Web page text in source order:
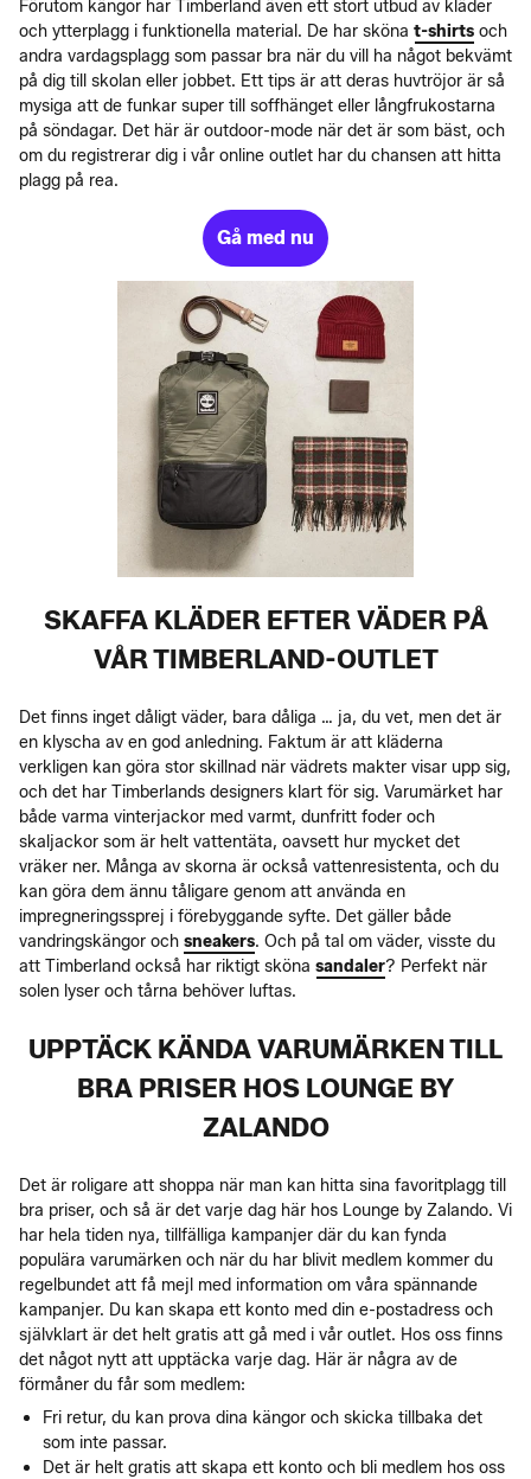
Förutom kängor har Timberland även ett stort utbud av kläder
och ytterplagg i funktionella material. De har sköna t-shirts och
andra vardagsplagg som passar bra när du vill ha något bekvämt
på dig till skolan eller jobbet. Ett tips är att deras huvtröjor är så
mysiga att de funkar super till soffhänget eller långfrukostarna
på söndagar. Det här är outdoor-mode när det är som bäst, och
om du registrerar dig i vår online outlet har du chansen att hitta
plagg på rea.
Gå med nu
SKAFFA KLÄDER EFTER VÄDER PÅ
VÅR TIMBERLAND-OUTLET
Det finns inget dåligt väder, bara dåliga … ja, du vet, men det är
en klyscha av en god anledning. Faktum är att kläderna
verkligen kan göra stor skillnad när vädrets makter visar upp sig,
och det har Timberlands designers klart för sig. Varumärket har
både varma vinterjackor med varmt, dunfritt foder och
skaljackor som är helt vattentäta, oavsett hur mycket det
vräker ner. Många av skorna är också vattenresistenta, och du
kan göra dem ännu tåligare genom att använda en
impregneringssprej i förebyggande syfte. Det gäller både
vandringskängor och sneakers. Och på tal om väder, visste du
att Timberland också har riktigt sköna sandaler? Perfekt när
solen lyser och tårna behöver luftas.
UPPTÄCK KÄNDA VARUMÄRKEN TILL
BRA PRISER HOS LOUNGE BY
ZALANDO
Det är roligare att shoppa när man kan hitta sina favoritplagg till
bra priser, och så är det varje dag här hos Lounge by Zalando. Vi
har hela tiden nya, tillfälliga kampanjer där du kan fynda
populära varumärken och när du har blivit medlem kommer du
regelbundet att få mejl med information om våra spännande
kampanjer. Du kan skapa ett konto med din e-postadress och
självklart är det helt gratis att gå med i vår outlet. Hos oss finns
det något nytt att upptäcka varje dag. Här är några av de
förmåner du får som medlem:
Fri retur, du kan prova dina kängor och skicka tillbaka det
som inte passar.
Det är helt gratis att skapa ett konto och bli medlem hos oss